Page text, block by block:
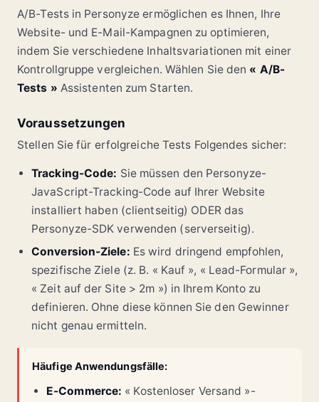
A/B-Tests in Personyze ermöglichen es Ihnen, Ihre
Website- und E-Mail-Kampagnen zu optimieren,
indem Sie verschiedene Inhaltsvariationen mit einer
Kontrollgruppe vergleichen. Wählen Sie den « A/B-
Tests » Assistenten zum Starten.
Voraussetzungen
Stellen Sie für erfolgreiche Tests Folgendes sicher:
Tracking-Code: Sie müssen den Personyze-
JavaScript-Tracking-Code auf Ihrer Website
installiert haben (clientseitig) ODER das
Personyze-SDK verwenden (serverseitig).
Conversion-Ziele: Es wird dringend empfohlen,
spezifische Ziele (z. B. « Kauf », « Lead-Formular »,
« Zeit auf der Site > 2m ») in Ihrem Konto zu
definieren. Ohne diese können Sie den Gewinner
nicht genau ermitteln.
Häufige Anwendungsfälle:
E-Commerce: « Kostenloser Versand »-